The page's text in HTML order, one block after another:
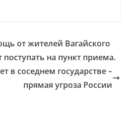
от жителей Вагайского
на пункт приема.
в соседнем государстве –
прямая угроза России